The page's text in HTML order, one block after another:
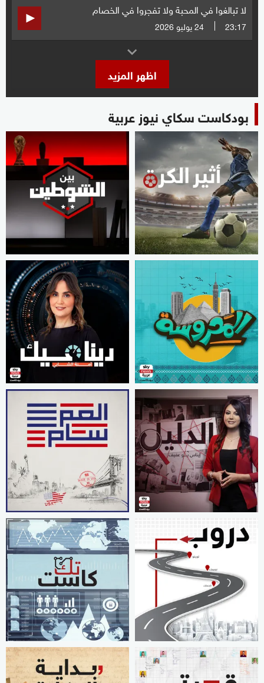
لا تبالغوا في المحبة ولا تفجروا في الخصام
23:17 24 يوليو 2026
اظهر المزيد
بودكاست سكاي نيوز عربية